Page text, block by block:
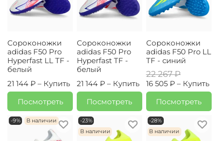
Сороконожки
adidas F50 Pro
Hyperfast LL TF -
белый
21 144 ₽ – Купить
Посмотреть
Сороконожки
adidas F50 Pro
Hyperfast TF -
белый
21 144 ₽ – Купить
Посмотреть
Сороконожки
adidas F50 Pro LL
TF - синий
22 267 ₽
16 505 ₽ – Купить
Посмотреть
-9% В наличии
-23%
В наличии
-28%
В наличии